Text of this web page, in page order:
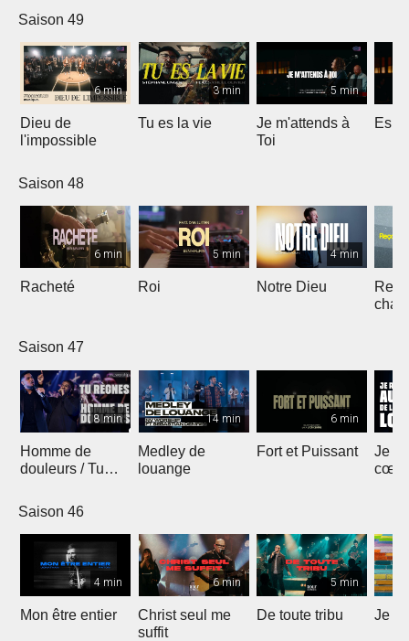
Saison 49
6 min
Dieu de
l'impossible
3 min
Tu es la vie
5 min
Je m'attends à
Toi
Saison 48
6 min
Racheté
5 min
Roi
4 min
Notre Dieu
chant
Saison 47
8 min
Homme de
douleurs / Tu
14 min
Medley de
louange
6 min
Fort et Puissant
Je
cœur
Saison 46
4 min
Mon être entier
6 min
Christ seul me
suffit
5 min
De toute tribu Je